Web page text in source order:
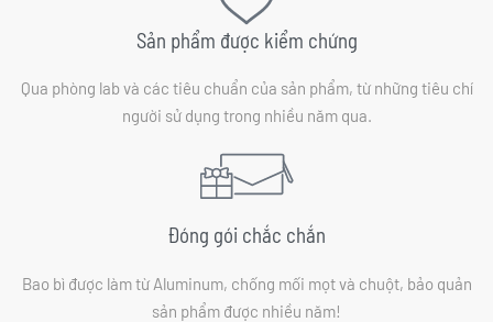
Sản phẩm được kiểm chứng
Qua phòng lab và các tiêu chuẩn của sản phẩm, từ những tiêu chí
người sử dụng trong nhiều năm qua.
Đóng gói chắc chắn
Bao bì được làm từ Aluminum, chống mối mọt và chuột, bảo quản
sản phẩm được nhiều năm!